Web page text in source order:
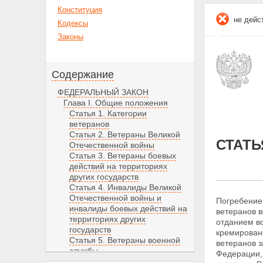
Конституция
Кодексы
Законы
Содержание
ФЕДЕРАЛЬНЫЙ ЗАКОН
Глава I. Общие положения
Статья 1. Категории
ветеранов
Статья 2. Ветераны Великой
Отечественной войны
Статья 3. Ветераны боевых
действий на территориях
других государств
Статья 4. Инвалиды Великой
Отечественной войны и
инвалиды боевых действий на
территориях других
государств
Статья 5. Ветераны военной
службы
не
ветеранов
отданием
ветеранов
Федерации,